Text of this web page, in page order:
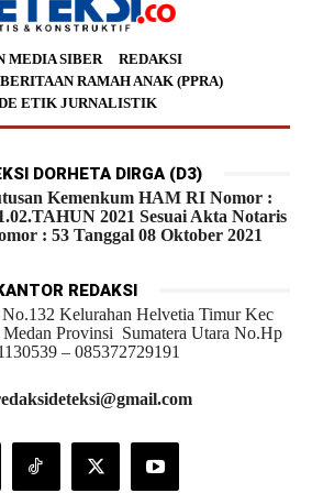
MEDIA SIBER
REDAKSI
RAMAH ANAK (PPRA)
ETIK JURNALISTIK
DORHETA DIRGA (D3)
Kemenkum HAM RI Nomor :
2021 Sesuai Akta Notaris
: 53 Tanggal 08 Oktober 2021
REDAKSI
No.132 Kelurahan Helvetia Timur Kec
Provinsi Sumatera Utara No.Hp
– 085372729191